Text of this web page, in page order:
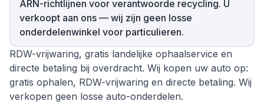
ARN-richtlijnen voor verantwoorde recycling. U
verkoopt aan ons — wij zijn geen losse
onderdelenwinkel voor particulieren.
RDW-vrijwaring, gratis landelijke ophaalservice en
directe betaling bij overdracht. Wij kopen uw auto op:
gratis ophalen, RDW-vrijwaring en directe betaling. Wij
verkopen geen losse auto-onderdelen.